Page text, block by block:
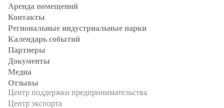
Аренда помещений
Контакты
Региональные индустриальные парки
Календарь событий
Партнеры
Документы
Медиа
Отзывы
Центр поддержки предпринимательства
Центр экспорта